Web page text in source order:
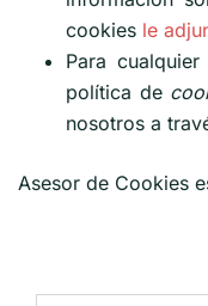
cookies le
Para
política de
nosotros a
Asesor de Cookies